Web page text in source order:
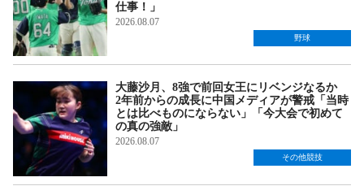
仕事！」
2026.08.07
野球
大藤沙月、8強で前回女王にリベンジなるか
2年前からの成長に中国メディアが警戒「当時
とは比べものにならない」「今大会で初めて
の真の強敵」
2026.08.07
その他競技